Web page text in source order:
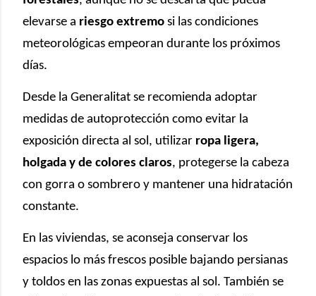
elevarse a riesgo extremo si las condiciones
meteorológicas empeoran durante los próximos
días.
Desde la Generalitat se recomienda adoptar
medidas de autoprotección como evitar la
exposición directa al sol, utilizar ropa ligera,
holgada y de colores claros, protegerse la cabeza
con gorra o sombrero y mantener una hidratación
constante.
En las viviendas, se aconseja conservar los
espacios lo más frescos posible bajando persianas
y toldos en las zonas expuestas al sol. También se